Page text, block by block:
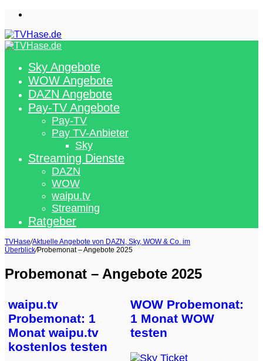
Sky Angebote
WOW Angebote
DAZN Angebote
Pay-TV Angebote
Pay-TV
Pay TV-Anbieter
Sky
Streaming Dienste
DAZN
WOW
waipu.tv
Streaming
Ratgeber
TVHase/Aktuelle Angebote von DAZN, Sky, WOW & Co. im
Überblick/Probemonat – Angebote 2025
Probemonat – Angebote 2025
waipu.tv
Probemonat: 1
Monat waipu.tv
kostenlos testen
WOW Probemonat:
1 Monat WOW
testen